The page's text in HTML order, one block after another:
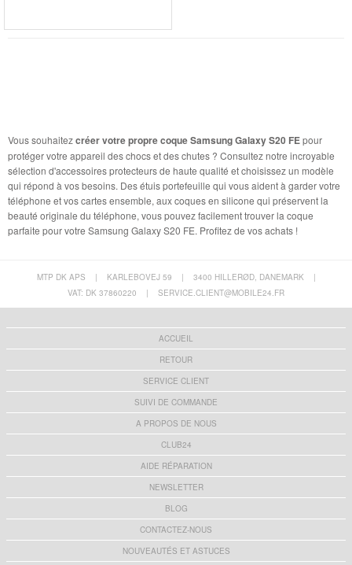
Vous souhaitezcréer votre propre coque Samsung Galaxy S20 FEpour
protéger votre appareil des chocs et des chutes ? Consultez notre incroyable
sélection d'accessoires protecteurs de haute qualité et choisissez un modèle
qui répond à vos besoins. Des étuis portefeuille qui vous aident à garder votre
téléphone et vos cartes ensemble, aux coques en silicone qui préservent la
beauté originale du téléphone, vous pouvez facilement trouver la coque
parfaite pour votre Samsung Galaxy S20 FE. Profitez de vos achats !
MTP DK APS | KARLEBOVEJ 59 | 3400 HILLERØD, DANEMARK
|
VAT: DK 37860220
| SERVICE.CLIENT@MOBILE24.FR
ACCUEIL
RETOUR
SERVICE CLIENT
SUIVI DE COMMANDE
A PROPOS DE NOUS
CLUB24
AIDE RÉPARATION
NEWSLETTER
BLOG
CONTACTEZ-NOUS
NOUVEAUTÉS ET ASTUCES